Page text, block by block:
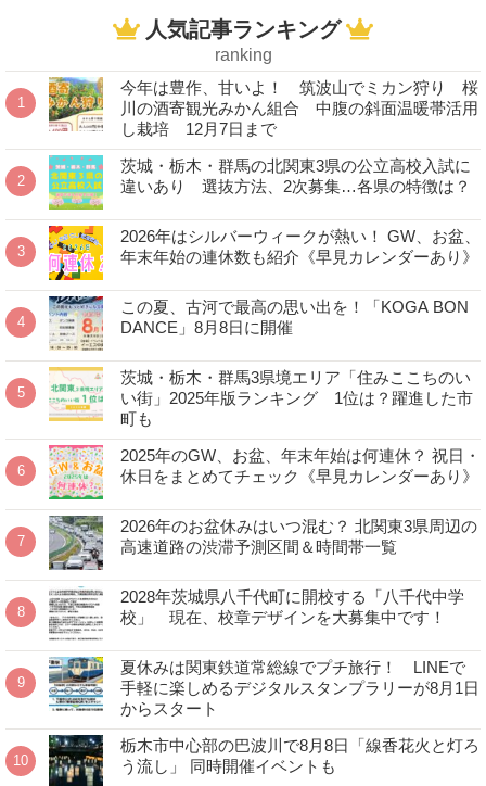
人気記事ランキング
ranking
今年は豊作、甘いよ！ 筑波山でミカン狩り 桜
川の酒寄観光みかん組合 中腹の斜面温暖帯活用
し栽培 12月7日まで
茨城・栃木・群馬の北関東3県の公立高校入試に
違いあり 選抜方法、2次募集…各県の特徴は？
2026年はシルバーウィークが熱い！ GW、お盆、
年末年始の連休数も紹介《早見カレンダーあり》
この夏、古河で最高の思い出を！「KOGA BON
DANCE」8月8日に開催
茨城・栃木・群馬3県境エリア「住みここちのい
い街」2025年版ランキング 1位は？躍進した市
町も
2025年のGW、お盆、年末年始は何連休？ 祝日・
休日をまとめてチェック《早見カレンダーあり》
2026年のお盆休みはいつ混む？ 北関東3県周辺の
高速道路の渋滞予測区間＆時間帯一覧
2028年茨城県八千代町に開校する「八千代中学
校」 現在、校章デザインを大募集中です！
夏休みは関東鉄道常総線でプチ旅行！ LINEで
手軽に楽しめるデジタルスタンプラリーが8月1日
からスタート
栃木市中心部の巴波川で8月8日「線香花火と灯ろ
う流し」 同時開催イベントも